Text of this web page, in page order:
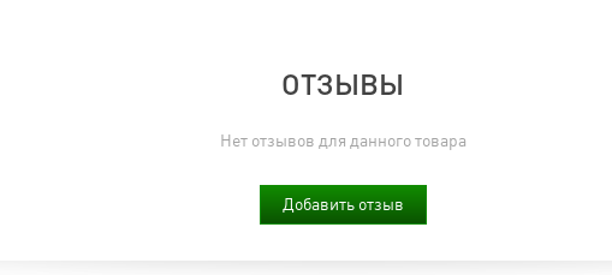
ОТЗЫВЫ
Нет отзывов для данного товара
Добавить отзыв